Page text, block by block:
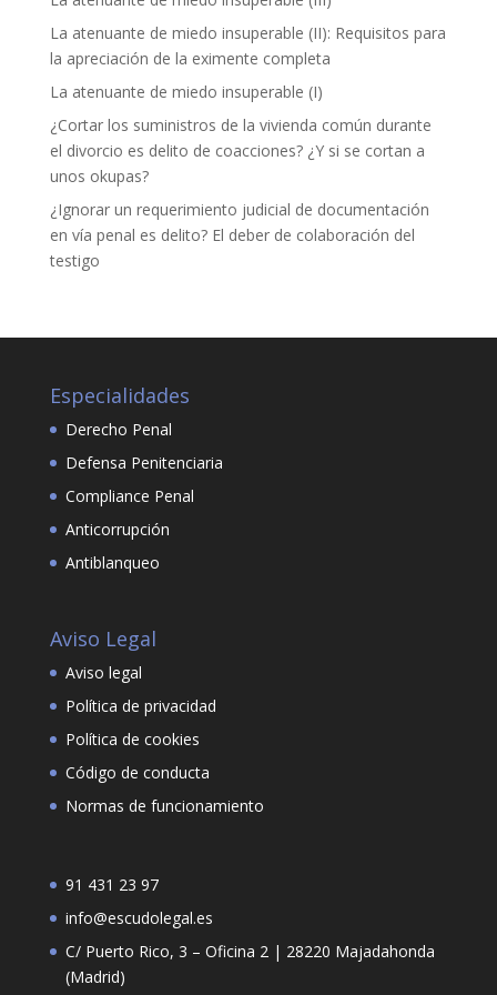
La atenuante de miedo insuperable (II): Requisitos para
la apreciación de la eximente completa
La atenuante de miedo insuperable (I)
¿Cortar los suministros de la vivienda común durante
el divorcio es delito de coacciones? ¿Y si se cortan a
unos okupas?
¿Ignorar un requerimiento judicial de documentación
en vía penal es delito? El deber de colaboración del
testigo
Especialidades
Derecho Penal
Defensa Penitenciaria
Compliance Penal
Anticorrupción
Antiblanqueo
Aviso Legal
Aviso legal
Política de privacidad
Política de cookies
Código de conducta
Normas de funcionamiento
91 431 23 97
info@escudolegal.es
C/ Puerto Rico, 3 – Oficina 2 | 28220 Majadahonda
(Madrid)
Marketing
Al compartir tus
comportamiento
mientras visitas
nuestro sitio,
aumentas la
posibilidad de
ver contenido y
ofertas
personalizados.